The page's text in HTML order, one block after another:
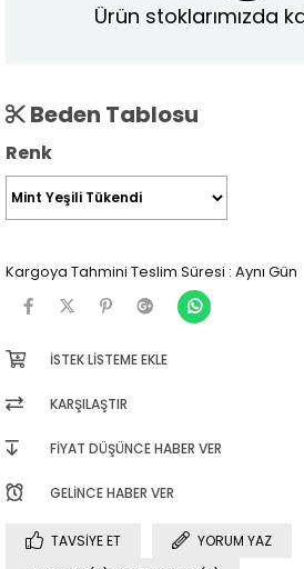
Ürün stoklarımızda
Beden Tablosu
Renk
Kargoya Tahmini Teslim Süresi : Aynı Gün
İSTEK LISTEME EKLE
KARŞILAŞTIR
FIYAT DÜŞÜNCE HABER VER
GELINCE HABER VER
TAVSIYE ET
YORUM YAZ